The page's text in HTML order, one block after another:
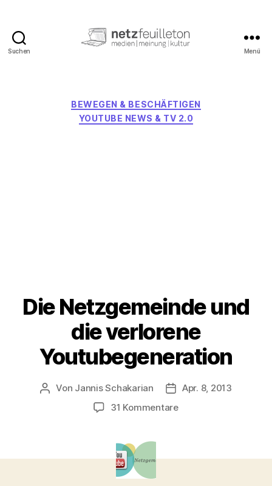
Suchen Menü
Kategorien
BEWEGEN & BESCHÄFTIGEN
YOUTUBE NEWS & TV 2.0
Die Netzgemeinde und
die verlorene
Youtubegeneration
Beitragsautor
Von Jannis Schakarian
Apr. 8, 2013
31 Kommentarezu
die